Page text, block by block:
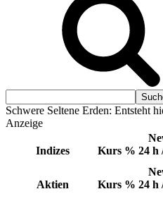
Schwere Seltene Erden: Entsteht
Anzeige
Indizes Kurs % 24 h
Aktien Kurs % 24 h